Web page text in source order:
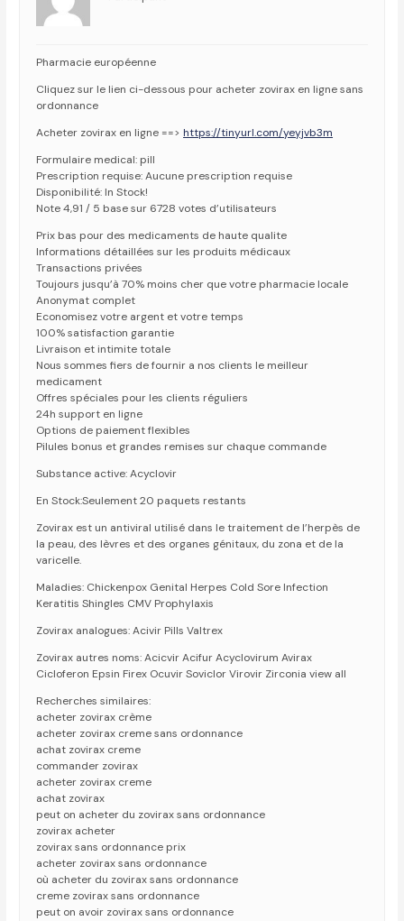
Pharmacie européenne
Cliquez sur le lien ci-dessous pour acheter zovirax en ligne sans
ordonnance
Acheter zovirax en ligne ==>https://tinyurl.com/yeyjvb3m
Formulaire medical: pill
Prescription requise: Aucune prescription requise
Disponibilité: In Stock!
Note 4,91 / 5 base sur 6728 votes d’utilisateurs
Prix bas pour des medicaments de haute qualite
Informations détaillées sur les produits médicaux
Transactions privées
Toujours jusqu’à 70% moins cher que votre pharmacie locale
Anonymat complet
Economisez votre argent et votre temps
100% satisfaction garantie
Livraison et intimite totale
Nous sommes fiers de fournir a nos clients le meilleur
medicament
Offres spéciales pour les clients réguliers
24h support en ligne
Options de paiement flexibles
Pilules bonus et grandes remises sur chaque commande
Substance active: Acyclovir
En Stock:Seulement 20 paquets restants
Zovirax est un antiviral utilisé dans le traitement de l’herpès de
la peau, des lèvres et des organes génitaux, du zona et de la
varicelle.
Maladies: Chickenpox Genital Herpes Cold Sore Infection
Keratitis Shingles CMV Prophylaxis
Zovirax analogues: Acivir Pills Valtrex
Zovirax autres noms: Acicvir Acifur Acyclovirum Avirax
Cicloferon Epsin Firex Ocuvir Soviclor Virovir Zirconia view all
Recherches similaires:
acheter zovirax crème
acheter zovirax creme sans ordonnance
achat zovirax creme
commander zovirax
acheter zovirax creme
achat zovirax
peut on acheter du zovirax sans ordonnance
zovirax acheter
zovirax sans ordonnance prix
acheter zovirax sans ordonnance
où acheter du zovirax sans ordonnance
creme zovirax sans ordonnance
peut on avoir zovirax sans ordonnance